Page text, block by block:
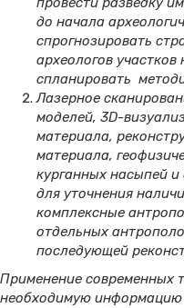
до начала
спрогнозировать
археологов
спланировать
Лазерное
моделей, 3D-
материала,
материала,
курганных насыпей
для уточнения
комплексные
отдельных
последующей
Применение современных
необходимую информацию